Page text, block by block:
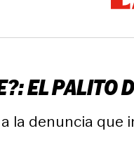
EL PALITO
la denuncia